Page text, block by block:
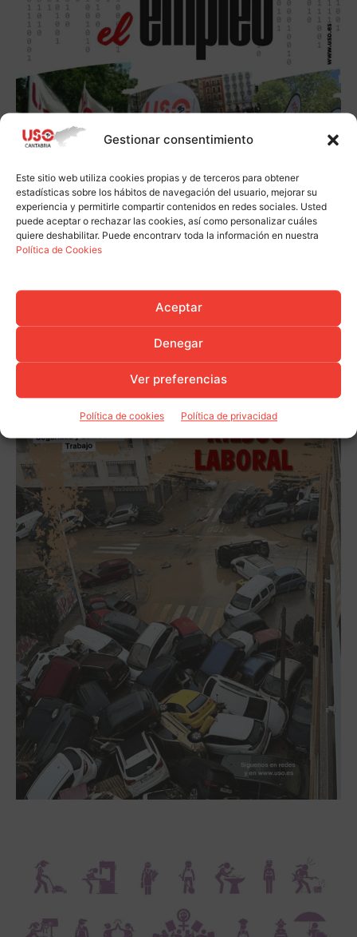
Gestionar consentimiento
Este sitio web utiliza cookies propias y de terceros para obtener
estadísticas sobre los hábitos de navegación del usuario, mejorar su
experiencia y permitirle compartir contenidos en redes sociales. Usted
puede aceptar o rechazar las cookies, así como personalizar cuáles
quiere deshabilitar. Puede encontrarv toda la información en nuestra
Política de Cookies
Aceptar
Denegar
Ver preferencias
Política de cookies Política de privacidad